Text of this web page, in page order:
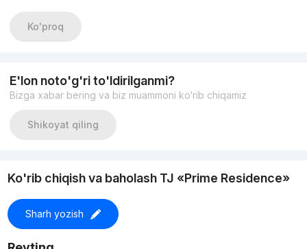
Ko'proq
E'lon noto'g'ri to'ldirilganmi?
Bizga xabar bering va biz muammoni ko‘rib chiqamiz
Shikoyat qiling
Ko'rib chiqish va baholash TJ «Prime Residence»
Sharh yozish